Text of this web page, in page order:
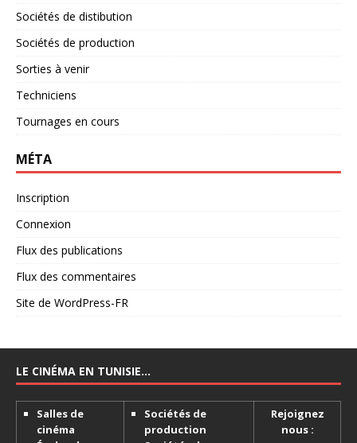
Sociétés de distibution
Sociétés de production
Sorties à venir
Techniciens
Tournages en cours
MÉTA
Inscription
Connexion
Flux des publications
Flux des commentaires
Site de WordPress-FR
LE CINÉMA EN TUNISIE…
Salles de
cinéma
Sociétés de
production
Rejoignez
nous :